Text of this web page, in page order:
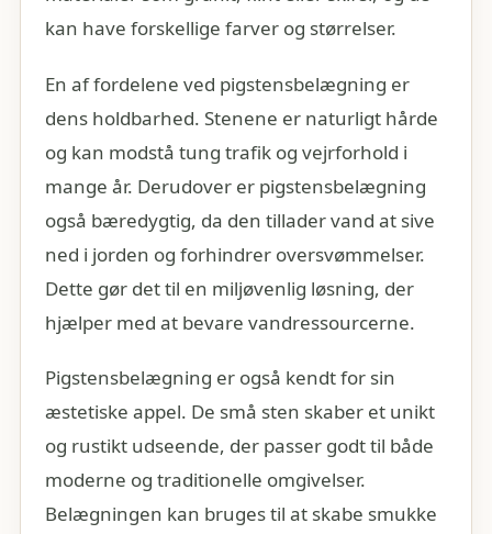
kan have forskellige farver og størrelser.
En af fordelene ved pigstensbelægning er
dens holdbarhed. Stenene er naturligt hårde
og kan modstå tung trafik og vejrforhold i
mange år. Derudover er pigstensbelægning
også bæredygtig, da den tillader vand at sive
ned i jorden og forhindrer oversvømmelser.
Dette gør det til en miljøvenlig løsning, der
hjælper med at bevare vandressourcerne.
Pigstensbelægning er også kendt for sin
æstetiske appel. De små sten skaber et unikt
og rustikt udseende, der passer godt til både
moderne og traditionelle omgivelser.
Belægningen kan bruges til at skabe smukke